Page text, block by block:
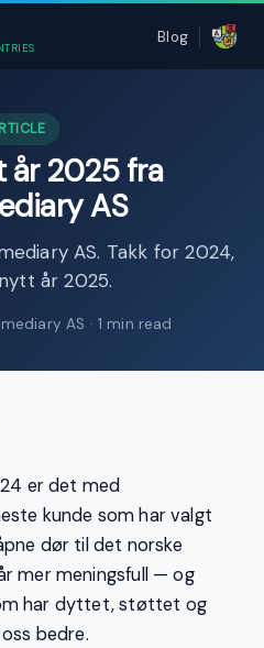
Blog
2025 fra
AS
AS. Takk for 2024,
år 2025.
AS · 1 min read
er det med
kunde som har valgt
dør til det norske
mer meningsfull — og
har dyttet, støttet og
bedre.